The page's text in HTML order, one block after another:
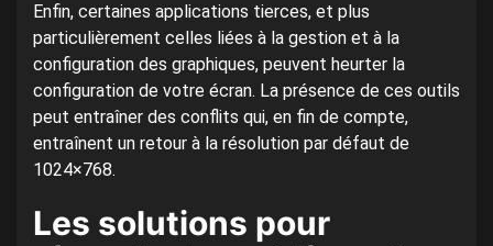
Enfin, certaines applications tierces, et plus
particulièrement celles liées à la gestion et à la
configuration des graphiques, peuvent heurter la
configuration de votre écran. La présence de ces outils
peut entraîner des conflits qui, en fin de compte,
entraînent un retour à la résolution par défaut de
1024×768.
Les solutions pour